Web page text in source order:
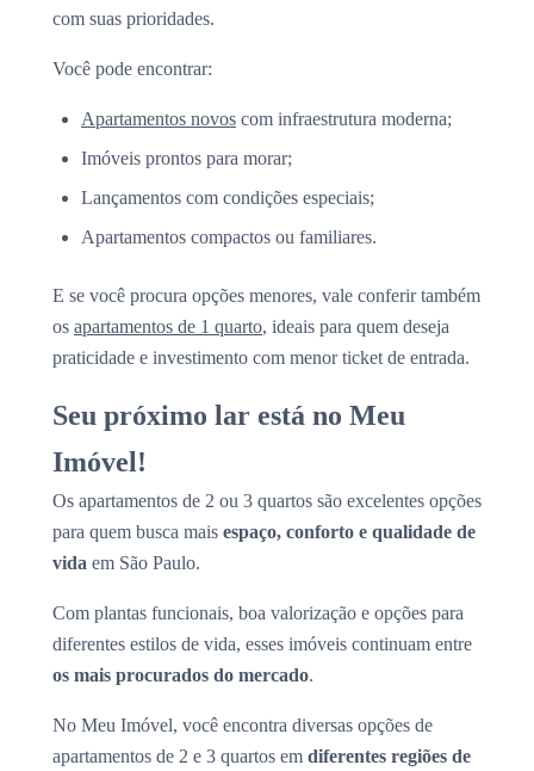
com suas prioridades.
Você pode encontrar:
Apartamentos novos com infraestrutura moderna;
Imóveis prontos para morar;
Lançamentos com condições especiais;
Apartamentos compactos ou familiares.
E se você procura opções menores, vale conferir também
os apartamentos de 1 quarto, ideais para quem deseja
praticidade e investimento com menor ticket de entrada.
Seu próximo lar está no Meu
Imóvel!
Os apartamentos de 2 ou 3 quartos são excelentes opções
para quem busca mais espaço, conforto e qualidade de
vida em São Paulo.
Com plantas funcionais, boa valorização e opções para
diferentes estilos de vida, esses imóveis continuam entre
os mais procurados do mercado.
No Meu Imóvel, você encontra diversas opções de
apartamentos de 2 e 3 quartos em diferentes regiões de